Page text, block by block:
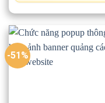
🎯 Độ mượt chuyển
📍 Vị trí popup
🔍 Kích thước hiển thị
-51%